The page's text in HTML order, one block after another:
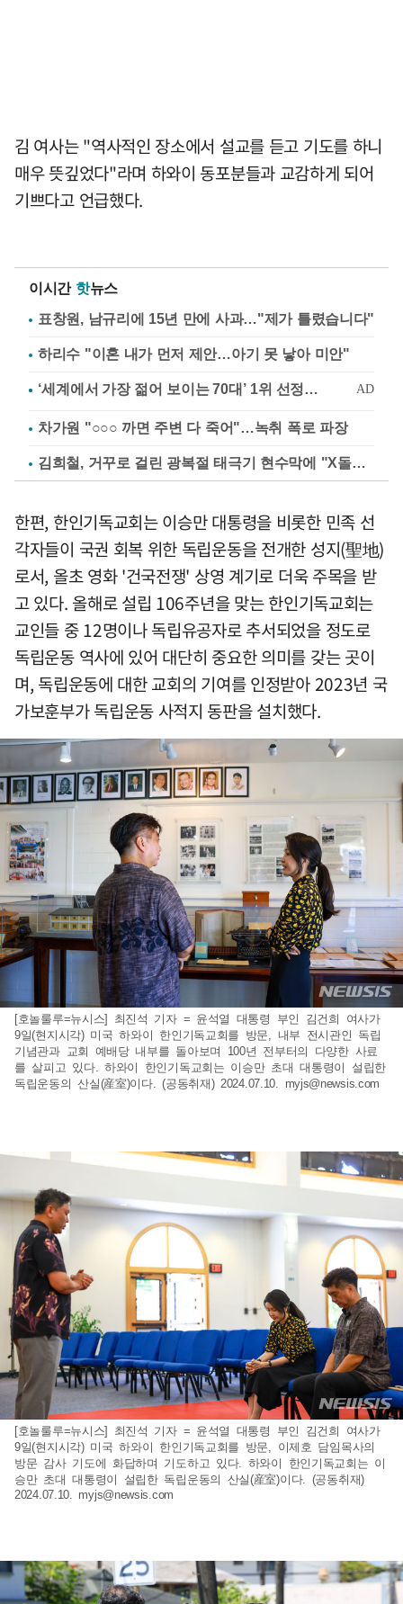
김 여사는 "역사적인 장소에서 설교를 듣고 기도를 하니
매우 뜻깊었다"라며 하와이 동포분들과 교감하게 되어
기쁘다고 언급했다.
이시간 핫뉴스
표창원, 남규리에 15년 만에 사과…"제가 틀렸습니다"
하리수 "이혼 내가 먼저 제안…아기 못 낳아 미안"
차가원 "○○○ 까면 주변 다 죽어"…녹취 폭로 파장
김희철, 거꾸로 걸린 광복절 태극기 현수막에 "X돌았네"
한편, 한인기독교회는 이승만 대통령을 비롯한 민족 선
각자들이 국권 회복 위한 독립운동을 전개한 성지(聖地)
로서, 올초 영화 '건국전쟁' 상영 계기로 더욱 주목을 받
고 있다. 올해로 설립 106주년을 맞는 한인기독교회는
교인들 중 12명이나 독립유공자로 추서되었을 정도로
독립운동 역사에 있어 대단히 중요한 의미를 갖는 곳이
며, 독립운동에 대한 교회의 기여를 인정받아 2023년 국
가보훈부가 독립운동 사적지 동판을 설치했다.
[호놀룰루=뉴시스] 최진석 기자 = 윤석열 대통령 부인 김건희 여사가
9일(현지시각) 미국 하와이 한인기독교회를 방문, 내부 전시관인 독립
기념관과 교회 예배당 내부를 돌아보며 100년 전부터의 다양한 사료
를 살피고 있다. 하와이 한인기독교회는 이승만 초대 대통령이 설립한
독립운동의 산실(産室)이다. (공동취재) 2024.07.10. myjs@newsis.com
[호놀룰루=뉴시스] 최진석 기자 = 윤석열 대통령 부인 김건희 여사가
9일(현지시각) 미국 하와이 한인기독교회를 방문, 이제호 담임목사의
방문 감사 기도에 화답하며 기도하고 있다. 하와이 한인기독교회는 이
승만 초대 대통령이 설립한 독립운동의 산실(産室)이다. (공동취재)
2024.07.10. myjs@newsis.com